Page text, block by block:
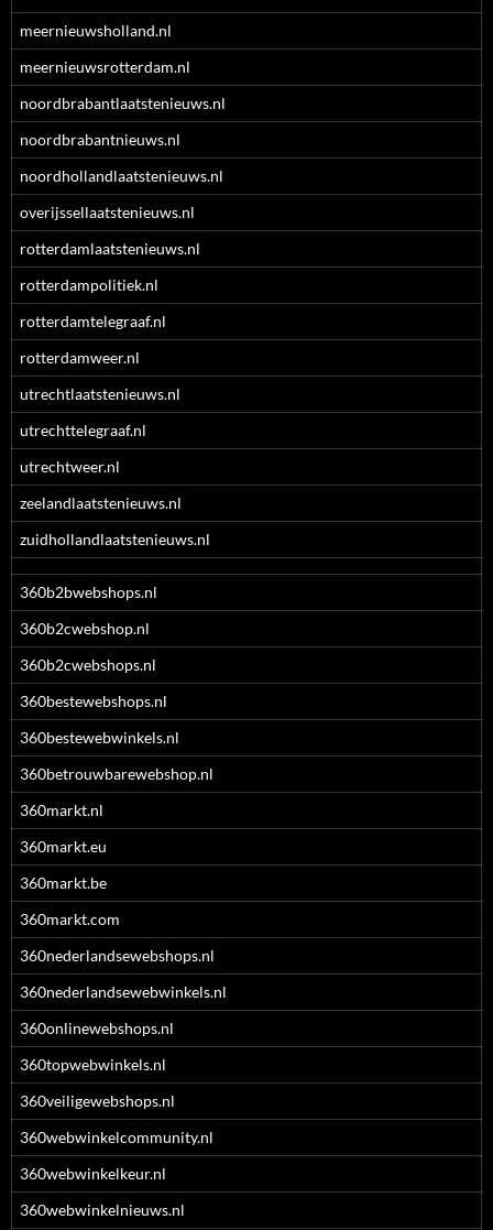
meernieuwsholland.nl
meernieuwsrotterdam.nl
noordbrabantlaatstenieuws.nl
noordbrabantnieuws.nl
noordhollandlaatstenieuws.nl
overijssellaatstenieuws.nl
rotterdamlaatstenieuws.nl
rotterdampolitiek.nl
rotterdamtelegraaf.nl
rotterdamweer.nl
utrechtlaatstenieuws.nl
utrechttelegraaf.nl
utrechtweer.nl
zeelandlaatstenieuws.nl
zuidhollandlaatstenieuws.nl
360b2bwebshops.nl
360b2cwebshop.nl
360b2cwebshops.nl
360bestewebshops.nl
360bestewebwinkels.nl
360betrouwbarewebshop.nl
360markt.nl
360markt.eu
360markt.be
360markt.com
360nederlandsewebshops.nl
360nederlandsewebwinkels.nl
360onlinewebshops.nl
360topwebwinkels.nl
360veiligewebshops.nl
360webwinkelcommunity.nl
360webwinkelkeur.nl
360webwinkelnieuws.nl